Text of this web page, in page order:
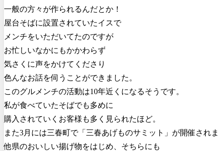
一般の方々が作られるんだとか！
屋台そばに設置されていたイスで
メンチをいただいてたのですが
お忙しいなかにもかかわらず
気さくに声をかけてくださり
色んなお話を伺うことができました。
このグルメンチの活動は10年近くになるそうです。
私が食べていたそばでも多めに
購入されていくお客様も多く見られたほど。
また3月には三春町で「三春あげものサミット」が開催され
他県のおいしい揚げ物をはじめ、そちらにも